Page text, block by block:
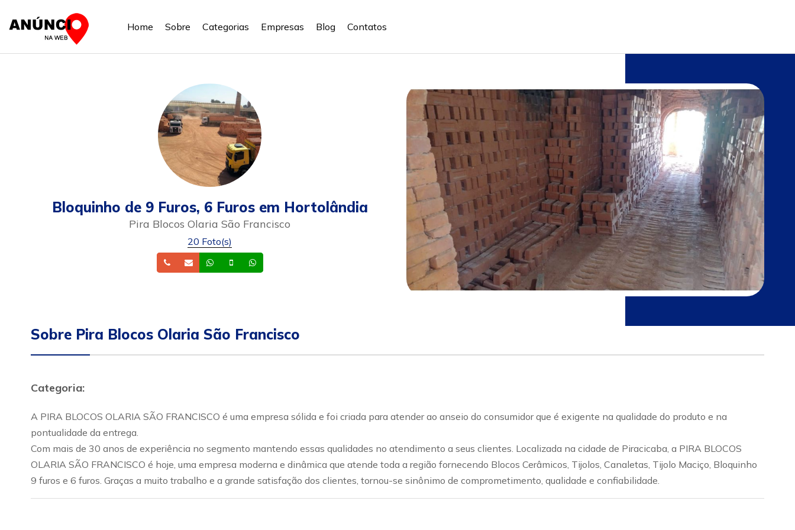
Home Sobre Categorias Empresas Blog Contatos
Bloquinho de 9 Furos, 6 Furos em Hortolândia
Pira Blocos Olaria São Francisco
20 Foto(s)
TelefoneEmail Whatsapp
Celular
Sobre Pira Blocos Olaria São Francisco
Categoria:
A PIRA BLOCOS OLARIA SÃO FRANCISCO é uma empresa sólida e foi criada para atender ao anseio do consumidor que é exigente na qualidade do produto e na
pontualidade da entrega.
Com mais de 30 anos de experiência no segmento mantendo essas qualidades no atendimento a seus clientes. Localizada na cidade de Piracicaba, a PIRA BLOCOS
OLARIA SÃO FRANCISCO é hoje, uma empresa moderna e dinâmica que atende toda a região fornecendo Blocos Cerâmicos, Tijolos, Canaletas, Tijolo Maciço, Bloquinho
9 furos e 6 furos. Graças a muito trabalho e a grande satisfação dos clientes, tornou-se sinônimo de comprometimento, qualidade e confiabilidade.